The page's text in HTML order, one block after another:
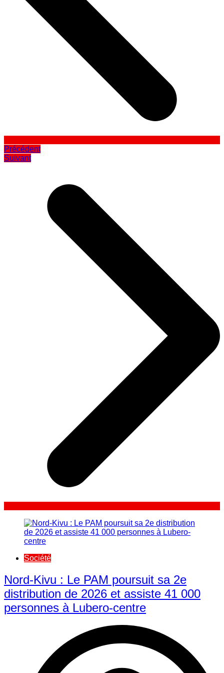
Précédent
Suivant
Société
Nord-Kivu : Le PAM poursuit sa 2e
distribution de 2026 et assiste 41 000
personnes à Lubero-centre